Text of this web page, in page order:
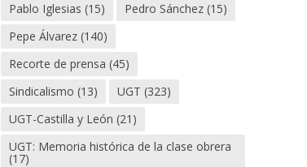
Pablo Iglesias (15) Pedro Sánchez (15)
Pepe Álvarez (140)
Recorte de prensa (45)
Sindicalismo (13) UGT (323)
UGT-Castilla y León (21)
UGT: Memoria histórica de la clase obrera
(17)